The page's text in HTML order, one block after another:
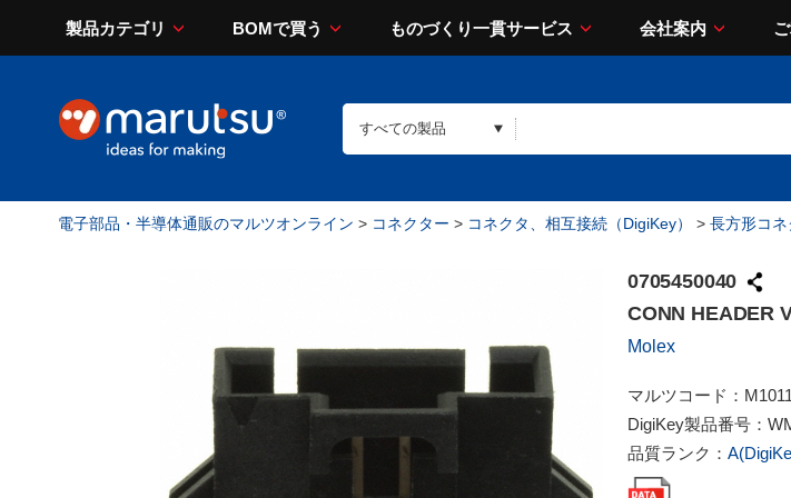
製品カテゴリ BOMで買う ものづくり一貫サービス 会社案内
電子部品・半導体通販のマルツオンライン > コネクター > コネクタ、相互接続（DigiKey） > 長方形コ
0705450040
CONN HEADER
Molex
マルツコード：
DigiKey製品番号：
品質ランク：